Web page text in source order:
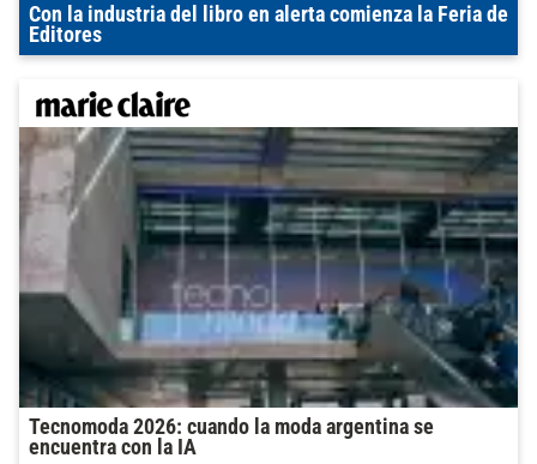
Con la industria del libro en alerta comienza la Feria de
Editores
Tecnomoda 2026: cuando la moda argentina se
encuentra con la IA